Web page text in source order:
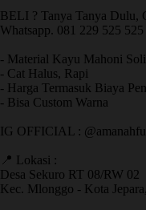
BELI ? Tanya Tanya Dulu,
Whatsapp. 081 229 525 525
- Material Kayu Mahoni
- Cat Halus, Rapi
- Harga Termasuk Biaya
- Bisa Custom Warna
IG OFFICIAL :
📍 Lokasi :
Desa Sekuro RT 08/RW 02
Kec. Mlonggo - Kota